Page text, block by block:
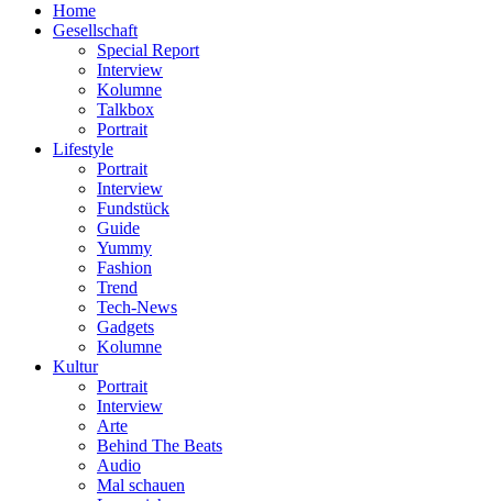
Home
Gesellschaft
Special Report
Interview
Kolumne
Talkbox
Portrait
Lifestyle
Portrait
Interview
Fundstück
Guide
Yummy
Fashion
Trend
Tech-News
Gadgets
Kolumne
Kultur
Portrait
Interview
Arte
Behind The Beats
Audio
Mal schauen